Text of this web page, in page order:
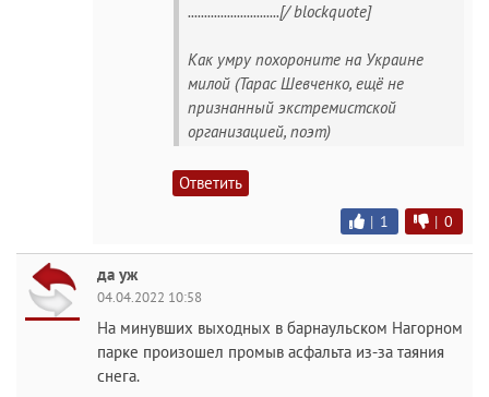
............................[/ blockquote]
Как умру похороните на Украине
милой (Тарас Шевченко, ещё не
признанный экстремистской
организацией, поэт)
Ответить
| 1 | 0
да уж
04.04.2022 10:58
На минувших выходных в барнаульском Нагорном
парке произошел промыв асфальта из-за таяния
снега.